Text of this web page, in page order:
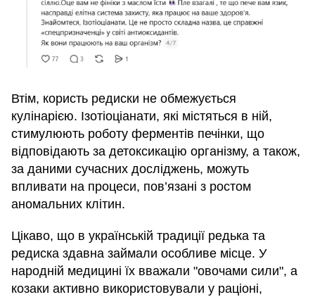
Втім, користь редиски не обмежується
кулінарією. Ізотіоціанати, які містяться в ній,
стимулюють роботу ферментів печінки, що
відповідають за детоксикацію організму, а також,
за даними сучасних досліджень, можуть
впливати на процеси, пов’язані з ростом
аномальних клітин.
Цікаво, що в українській традиції редька та
редиска здавна займали особливе місце. У
народній медицині їх вважали "овочами сили", а
козаки активно використовували у раціоні,